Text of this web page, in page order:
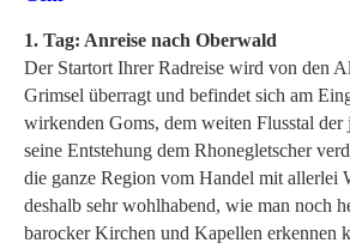
1. Tag: Anreise nach Oberwald
Der Startort Ihrer Radreise wird von den
Grimsel überragt und befindet sich am
wirkenden Goms, dem weiten Flusstal der
seine Entstehung dem Rhonegletscher
die ganze Region vom Handel mit allerlei
deshalb sehr wohlhabend, wie man noch
barocker Kirchen und Kapellen erkennen